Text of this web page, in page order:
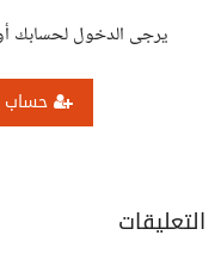
يرجى الدخول لحسابك
حساب
التعليقات